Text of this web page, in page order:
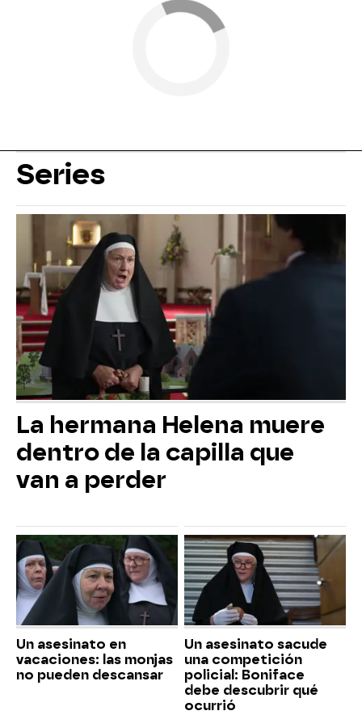
Series
La hermana Helena muere
dentro de la capilla que
van a perder
Un asesinato en
vacaciones: las monjas
no pueden descansar
Un asesinato sacude
una competición
policial: Boniface
debe descubrir qué
ocurrió